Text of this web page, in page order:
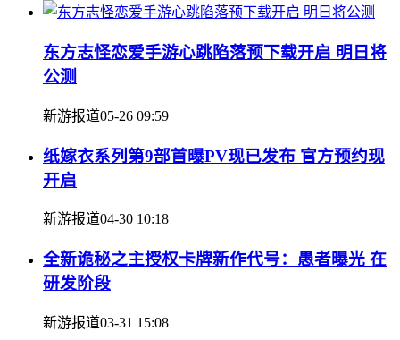
东方志怪恋爱手游心跳陷落预下载开启 明日将
公测
新游报道05-26 09:59
纸嫁衣系列第9部首曝PV现已发布 官方预约现
开启
新游报道04-30 10:18
全新诡秘之主授权卡牌新作代号：愚者曝光 在
研发阶段
新游报道03-31 15:08